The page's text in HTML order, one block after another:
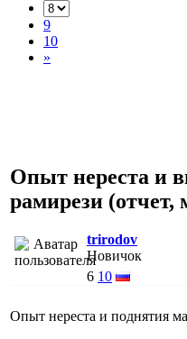
9
10
»
Опыт нереста и
рамирези (отчет,
trirodov
Новичок
6 10
Опыт нереста и поднятия